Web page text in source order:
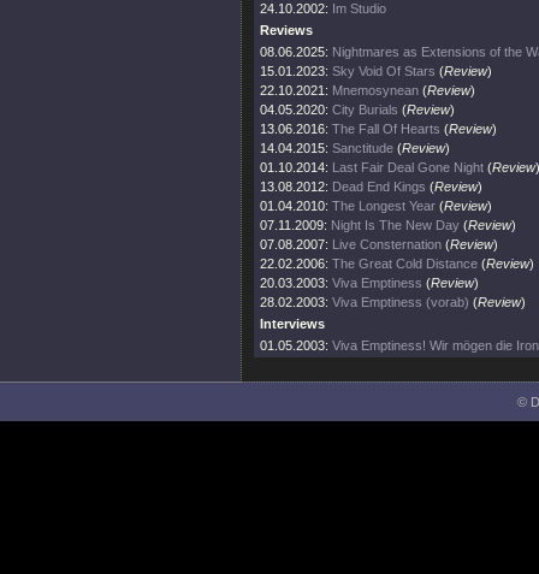
24.10.2002: Im Studio
Reviews
08.06.2025: Nightmares as Extensions of the
15.01.2023: Sky Void Of Stars (Review)
22.10.2021: Mnemosynean (Review)
04.05.2020: City Burials (Review)
13.06.2016: The Fall Of Hearts (Review)
14.04.2015: Sanctitude (Review)
01.10.2014: Last Fair Deal Gone Night (Review)
13.08.2012: Dead End Kings (Review)
01.04.2010: The Longest Year (Review)
07.11.2009: Night Is The New Day (Review)
07.08.2007: Live Consternation (Review)
22.02.2006: The Great Cold Distance (Review)
20.03.2003: Viva Emptiness (Review)
28.02.2003: Viva Emptiness (vorab) (Review)
Interviews
01.05.2003: Viva Emptiness! Wir mögen die
©